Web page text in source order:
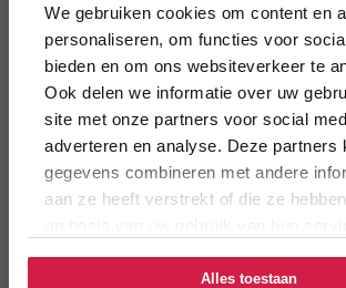
We gebruiken cookies om content en
personaliseren, om functies voor
bieden en om ons websiteverkeer te
Ook delen we informatie over uw
site met onze partners voor social
adverteren en analyse. Deze partners
gegevens combineren met andere
aan ze heeft verstrekt of die ze
Alles toestaan
WAAROM DE COBB
CAMPING JOUW IDEALE
Veilig in Gebruik: Wordt niet heet
onderkant, geen brandplekken of
Lichtgewicht en Draagbaar: